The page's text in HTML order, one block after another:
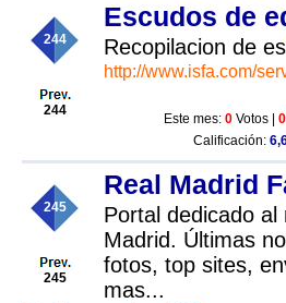
244
244
Escudos de
Recopilacion de
http://www.isfa.com/
Este mes: 0 Votos | 0
Calificación:
245
245
Real Madrid
Portal dedicado
Madrid. Últimas
fotos, top sites,
mas...